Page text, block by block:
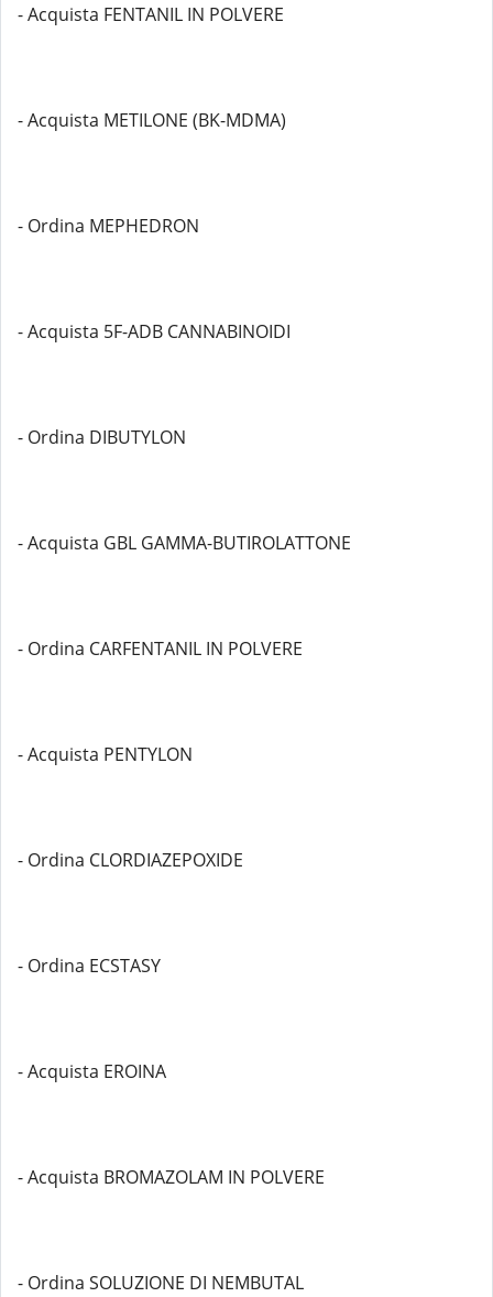
- Acquista FENTANIL IN POLVERE
- Acquista METILONE (BK-MDMA)
- Ordina MEPHEDRON
- Acquista 5F-ADB CANNABINOIDI
- Ordina DIBUTYLON
- Acquista GBL GAMMA-BUTIROLATTONE
- Ordina CARFENTANIL IN POLVERE
- Acquista PENTYLON
- Ordina CLORDIAZEPOXIDE
- Ordina ECSTASY
- Acquista EROINA
- Acquista BROMAZOLAM IN POLVERE
- Ordina SOLUZIONE DI NEMBUTAL